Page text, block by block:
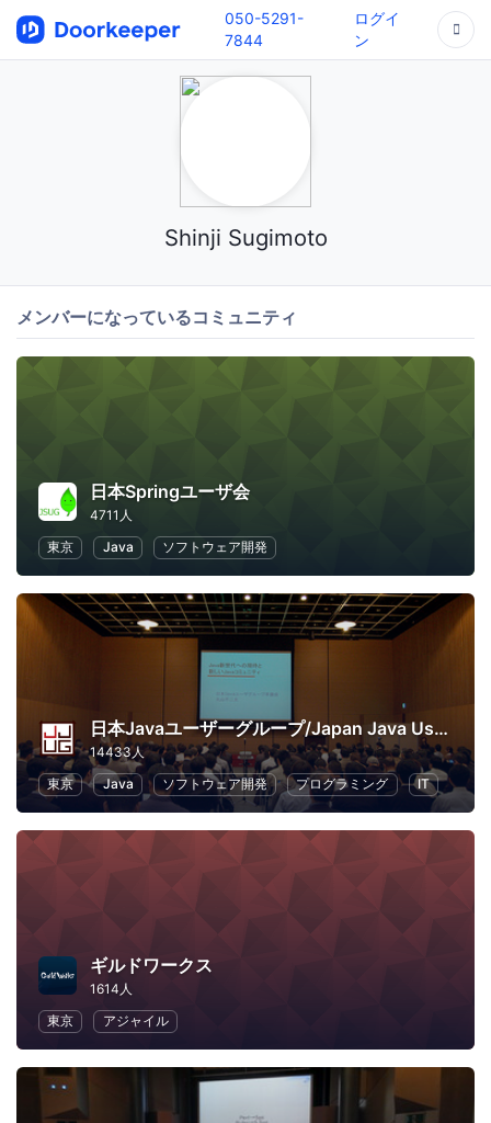
050-5291-
7844
ログイ
ン
Shinji Sugimoto
メンバーになっているコミュニティ
日本Springユーザ会
4711人
東京
Java ソフトウェア開発
日本Javaユーザーグループ/Japan Java User Group
14433人
東京
Java ソフトウェア開発 プログラミング IT
ギルドワークス
1614人
東京
アジャイル